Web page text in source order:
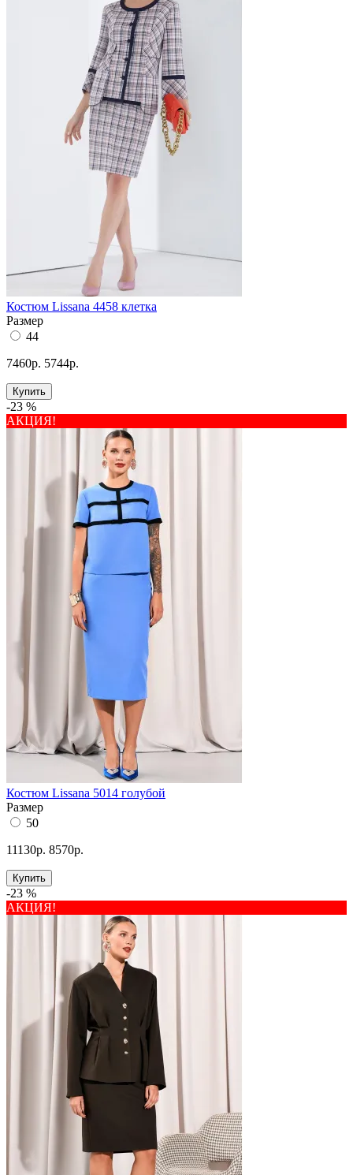
Костюм Lissana 4458 клетка
Размер
44
7460р. 5744р.
Купить
-23 %
АКЦИЯ!
Костюм Lissana 5014 голубой
Размер
50
11130р. 8570р.
Купить
-23 %
АКЦИЯ!